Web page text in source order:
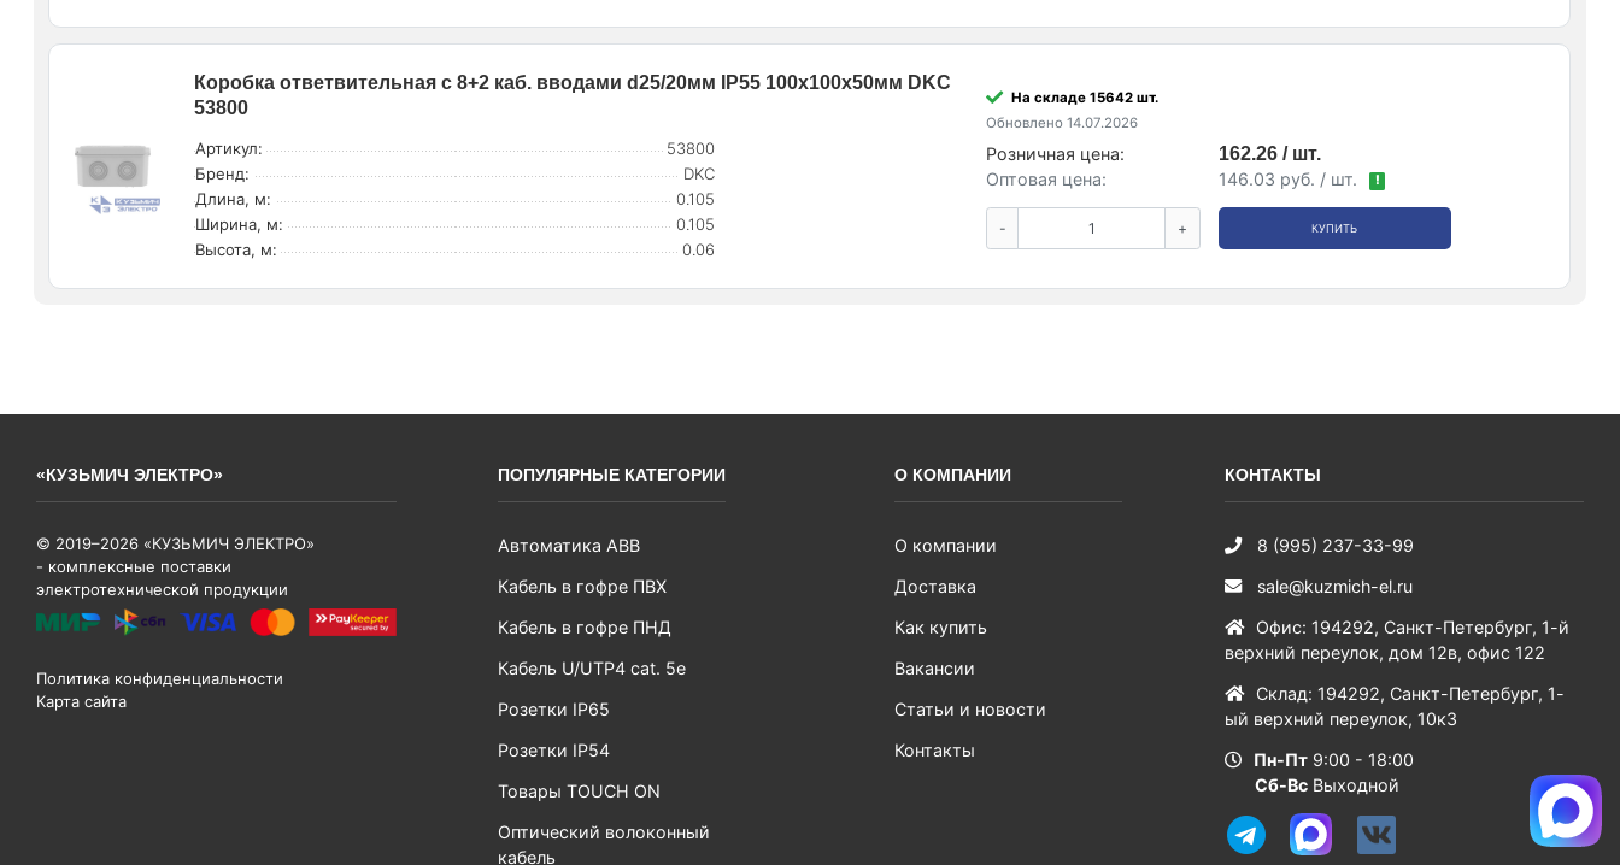
Коробка ответвительная с 8+2 каб. вводами d25/20мм IP55 100х100х50мм DKC
53800
Артикул:
53800
Бренд:
DKC
Длина, м:
0.105
Ширина, м:
0.105
Высота, м:
0.06
На складе 15642 шт.
Обновлено 14.07.2026
Розничная цена:
162.26 / шт.
Оптовая цена:
146.03 руб. / шт. !
- + КУПИТЬ
«КУЗЬМИЧ ЭЛЕКТРО»
© 2019–2026 «КУЗЬМИЧ ЭЛЕКТРО»
- комплексные поставки
электротехнической продукции
Политика конфиденциальности
Карта сайта
ПОПУЛЯРНЫЕ КАТЕГОРИИ
Автоматика ABB
Кабель в гофре ПВХ
Кабель в гофре ПНД
Кабель U/UTP4 cat. 5e
Розетки IP65
Розетки IP54
Товары TOUCH ON
Оптический волоконный
кабель
О КОМПАНИИ
О компании
Доставка
Как купить
Вакансии
Статьи и новости
Контакты
КОНТАКТЫ
8 (995) 237-33-99
sale@kuzmich-el.ru
Офис: 194292, Санкт-Петербург, 1-й
верхний переулок, дом 12в, офис 122
Склад: 194292, Санкт-Петербург, 1-
ый верхний переулок, 10к3
Пн-Пт 9:00 - 18:00
Сб-ВсВыходной